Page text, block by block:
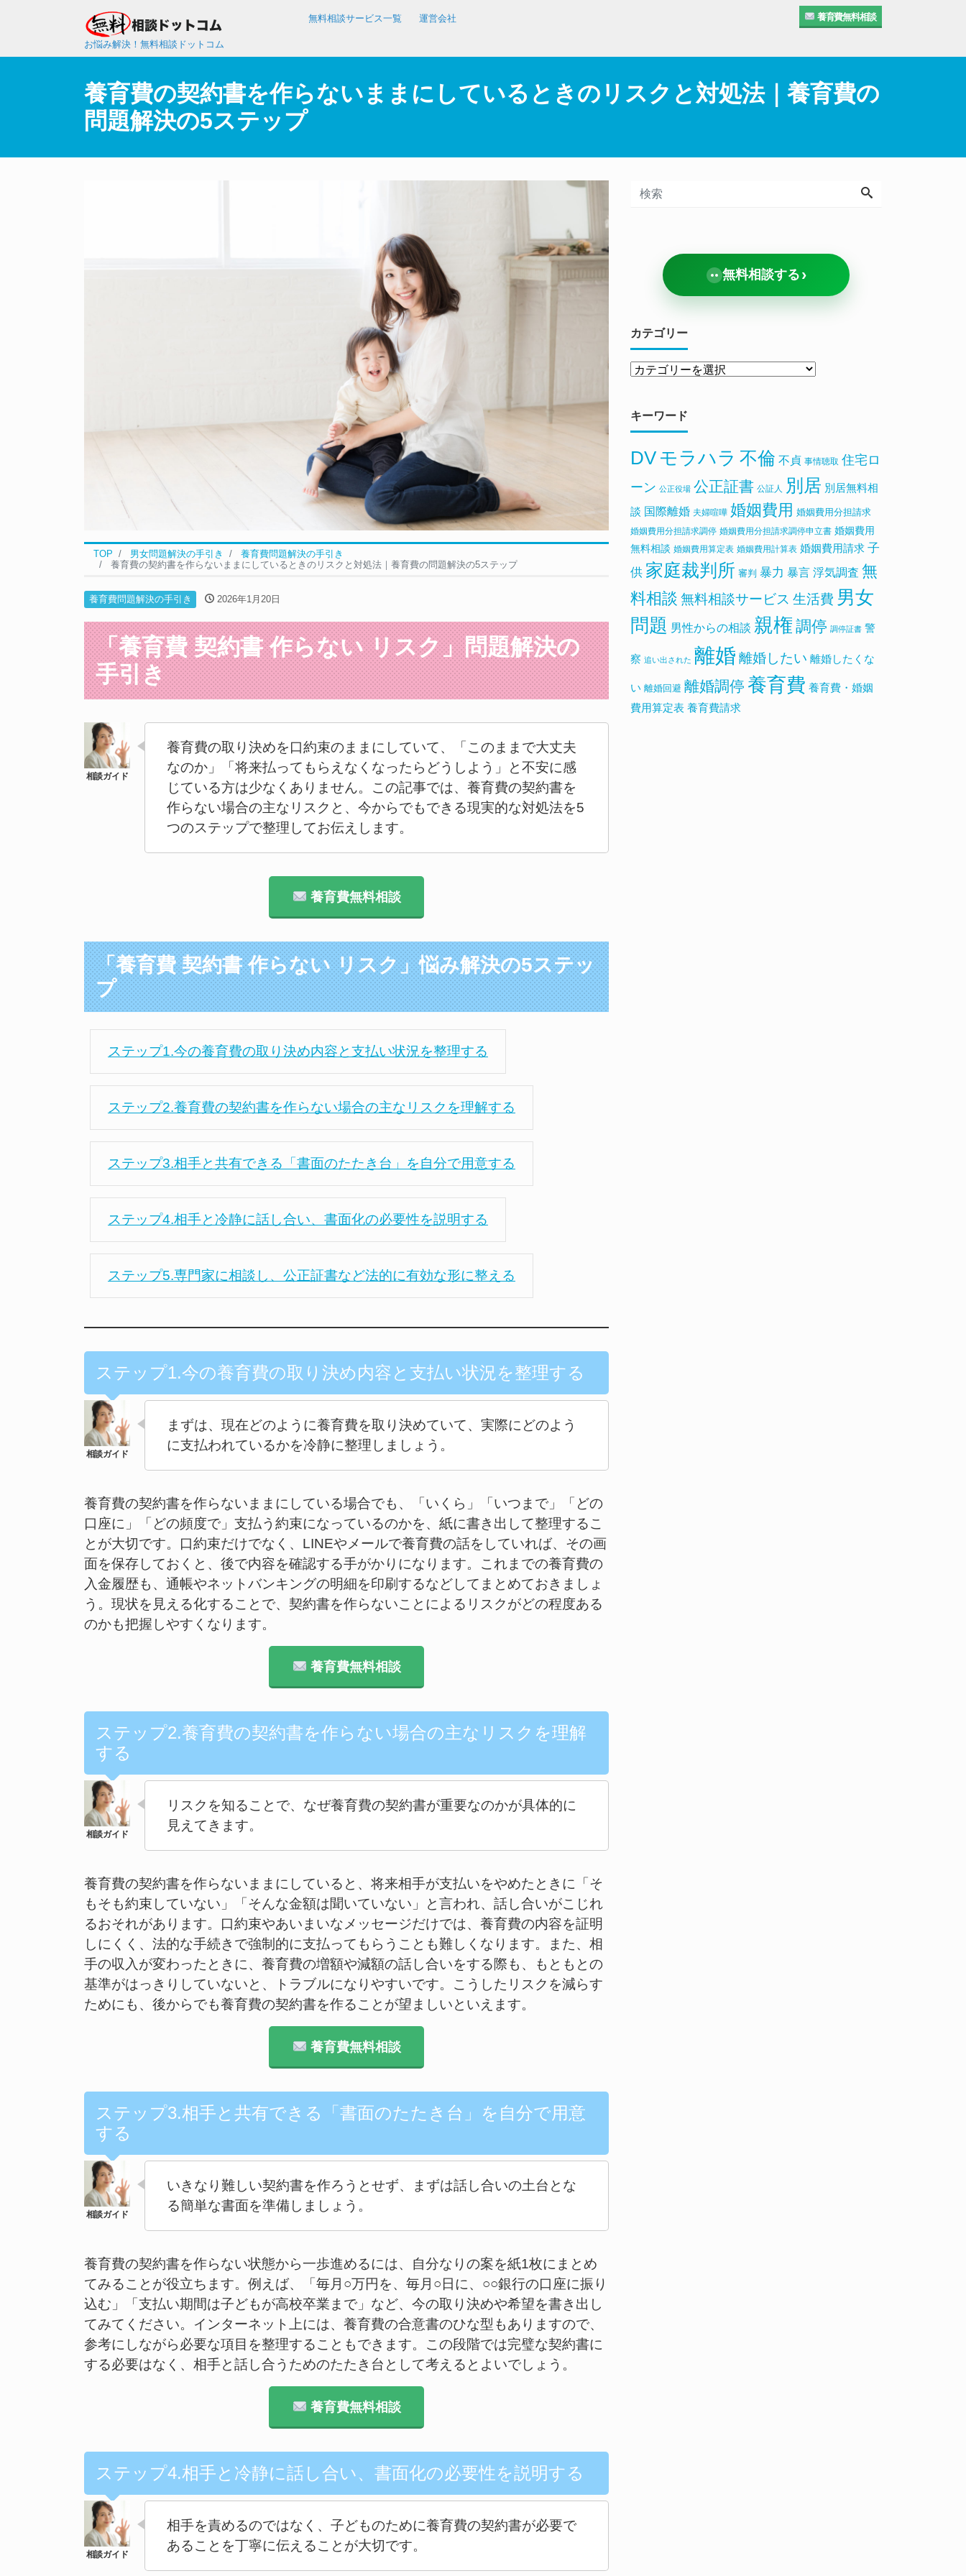
お悩み解決！無料相談ドットコム
無料相談サービス一覧 運営会社 養育費無料相談
養育費の契約書を作らないままにしているときのリスクと対処法｜養育費の
問題解決の5ステップ
TOP 男女問題解決の手引き
養育費問題解決の手引き
養育費の契約書を作らないままにしているときのリスクと対処法｜養育費の問題解決の5ステップ
養育費問題解決の手引き 2026年1月20日
「養育費 契約書 作らない リスク」問題解決の
手引き
養育費の取り決めを口約束のままにしていて、「このままで大丈夫
なのか」「将来払ってもらえなくなったらどうしよう」と不安に感
じている方は少なくありません。この記事では、養育費の契約書を
作らない場合の主なリスクと、今からでもできる現実的な対処法を5
つのステップで整理してお伝えします。
養育費無料相談
「養育費 契約書 作らない リスク」悩み解決の5ステッ
プ
ステップ1.今の養育費の取り決め内容と支払い状況を整理する
ステップ2.養育費の契約書を作らない場合の主なリスクを理解する
ステップ3.相手と共有できる「書面のたたき台」を自分で用意する
ステップ4.相手と冷静に話し合い、書面化の必要性を説明する
ステップ5.専門家に相談し、公正証書など法的に有効な形に整える
ステップ1.今の養育費の取り決め内容と支払い状況を整理する
まずは、現在どのように養育費を取り決めていて、実際にどのよう
に支払われているかを冷静に整理しましょう。
養育費の契約書を作らないままにしている場合でも、「いくら」「いつまで」「どの
口座に」「どの頻度で」支払う約束になっているのかを、紙に書き出して整理するこ
とが大切です。口約束だけでなく、LINEやメールで養育費の話をしていれば、その画
面を保存しておくと、後で内容を確認する手がかりになります。これまでの養育費の
入金履歴も、通帳やネットバンキングの明細を印刷するなどしてまとめておきましょ
う。現状を見える化することで、契約書を作らないことによるリスクがどの程度ある
のかも把握しやすくなります。
養育費無料相談
ステップ2.養育費の契約書を作らない場合の主なリスクを理解
する
リスクを知ることで、なぜ養育費の契約書が重要なのかが具体的に
見えてきます。
養育費の契約書を作らないままにしていると、将来相手が支払いをやめたときに「そ
もそも約束していない」「そんな金額は聞いていない」と言われ、話し合いがこじれ
るおそれがあります。口約束やあいまいなメッセージだけでは、養育費の内容を証明
しにくく、法的な手続きで強制的に支払ってもらうことも難しくなります。また、相
手の収入が変わったときに、養育費の増額や減額の話し合いをする際も、もともとの
基準がはっきりしていないと、トラブルになりやすいです。こうしたリスクを減らす
ためにも、後からでも養育費の契約書を作ることが望ましいといえます。
養育費無料相談
ステップ3.相手と共有できる「書面のたたき台」を自分で用意
する
いきなり難しい契約書を作ろうとせず、まずは話し合いの土台とな
る簡単な書面を準備しましょう。
養育費の契約書を作らない状態から一歩進めるには、自分なりの案を紙1枚にまとめ
てみることが役立ちます。例えば、「毎月○万円を、毎月○日に、○○銀行の口座に振り
込む」「支払い期間は子どもが高校卒業まで」など、今の取り決めや希望を書き出し
てみてください。インターネット上には、養育費の合意書のひな型もありますので、
参考にしながら必要な項目を整理することもできます。この段階では完璧な契約書に
する必要はなく、相手と話し合うためのたたき台として考えるとよいでしょう。
養育費無料相談
ステップ4.相手と冷静に話し合い、書面化の必要性を説明する
相手を責めるのではなく、子どものために養育費の契約書が必要で
あることを丁寧に伝えることが大切です。
無料相談する ›
カテゴリー
キーワード
DV モラハラ 不倫 不貞 事情聴取 住宅ロ
ーン 公正役場 公正証書 公証人 別居 別居無料相
談 国際離婚 夫婦喧嘩 婚姻費用 婚姻費用分担請求
婚姻費用分担請求調停 婚姻費用分担請求調停申立書 婚姻費用
無料相談 婚姻費用算定表 婚姻費用計算表 婚姻費用請求 子
供 家庭裁判所 審判 暴力 暴言 浮気調査 無
料相談 無料相談サービス 生活費 男女
問題 男性からの相談 親権 調停 調停証書 警
察 追い出された 離婚 離婚したい 離婚したくな
い 離婚回避 離婚調停 養育費 養育費・婚姻
費用算定表 養育費請求